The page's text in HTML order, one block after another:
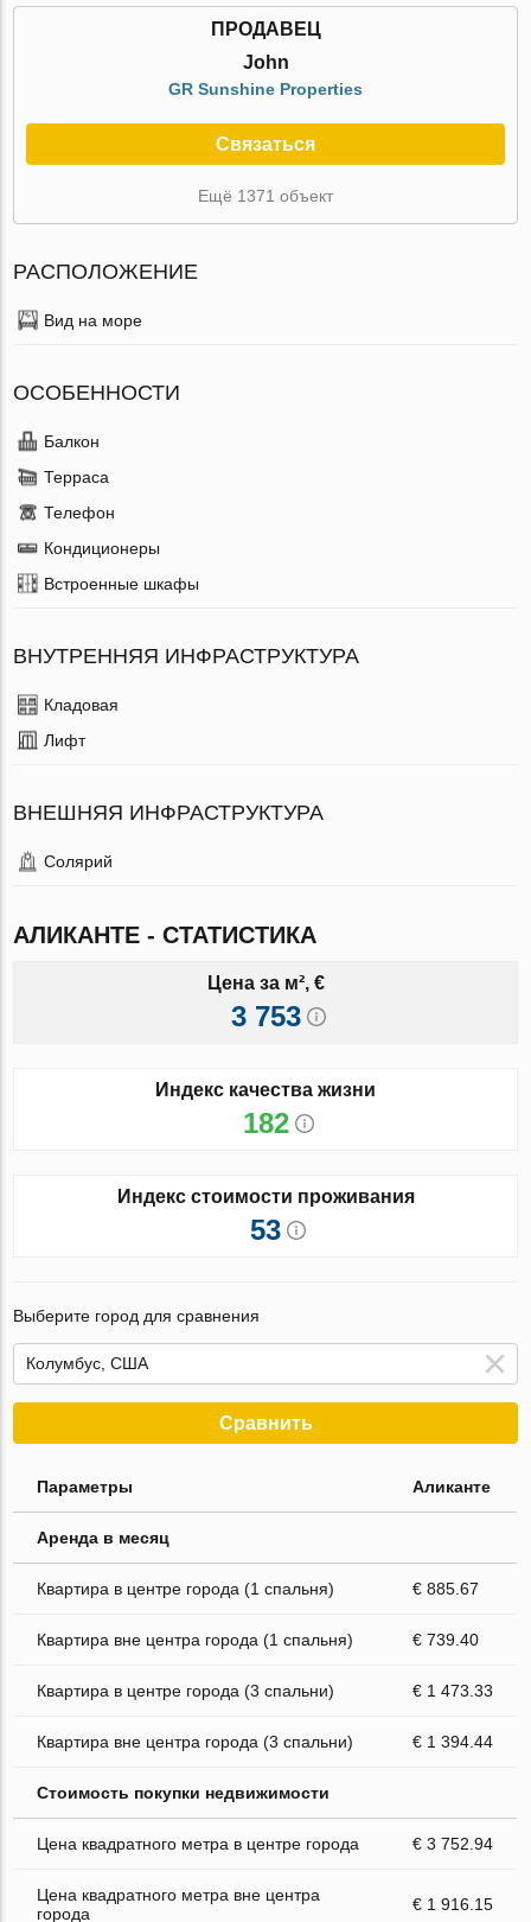
ПРОДАВЕЦ
John
GR Sunshine Properties
Связаться
Ещё 1371 объект
РАСПОЛОЖЕНИЕ
Вид на море
ОСОБЕННОСТИ
Балкон
Терраса
Телефон
Кондиционеры
Встроенные шкафы
ВНУТРЕННЯЯ ИНФРАСТРУКТУРА
Кладовая
Лифт
ВНЕШНЯЯ ИНФРАСТРУКТУРА
Солярий
АЛИКАНТЕ - СТАТИСТИКА
Цена за м², €
3 753
Индекс качества жизни
182
Индекс стоимости проживания
53
Выберите город для сравнения
Сравнить
Параметры Аликанте
Аренда в месяц
Квартира в центре города (1 спальня) € 885.67
Квартира вне центра города (1 спальня) € 739.40
Квартира в центре города (3 спальни) € 1 473.33
Квартира вне центра города (3 спальни) € 1 394.44
Стоимость покупки недвижимости
Цена квадратного метра в центре города € 3 752.94
Цена квадратного метра вне центра
города
€ 1 916.15